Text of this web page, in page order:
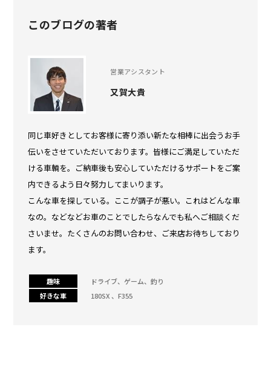
このブログの著者
営業アシスタント
又賀大貴
同じ車好きとしてお客様に寄り添い新たな相棒に出会うお手
伝いをさせていただいております。皆様にご満足していただ
ける車輌を。ご納車後も安心していただけるサポートをご案
内できるよう日々努力してまいります。
こんな車を探している。ここが調子が悪い。これはどんな車
なの。などなどお車のことでしたらなんでも私へご相談くだ
さいませ。たくさんのお問い合わせ、ご来店お待ちしており
ます。
趣味
ドライブ、ゲーム、釣り
好きな車
180SX 、F355